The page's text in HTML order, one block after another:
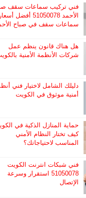
فني تركيب سماعات سقف
الأحمد 51050078 أفضل أسعار
سماعات سقف في صباح
هل هناك قانون ينظم عمل
شركات الأنظمة الأمنية
دليلك الشامل لاختيار فني
أمنية موثوق في الكويت
حماية المنازل الذكية في
كيف تختار النظام الأمني
المناسب لاحتياجاتك؟
فني شبكات انترنت الكويت
51050078 استقرار وسرعة
الإتصال